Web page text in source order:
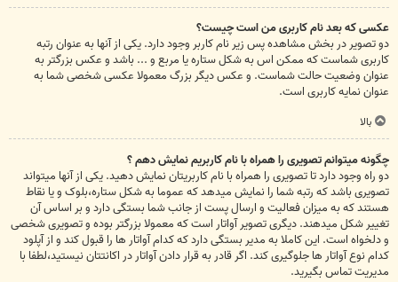
عکسی که بعد نام کاربری من است چیست؟
دو تصویر در بخش مشاهده پس زیر نام کاربر وجود دارد. یکی از آنها به عنوان رتبه
کاربری شماست که ممکن اس به شکل ستاره یا مربع و ... باشد و عکس بزرگتر به
عنوان وضعیت حالت شماست. و عکس دیگر بزرگ معمولا عکسی شخصی شما به
عنوان نمایه کاربری است.
بالا
چگونه میتوانم تصویری را همراه با نام کاربریم نمایش دهم ؟
دو راه وجود دارد تا تصویری را همراه با نام کاربریتان نمایش دهید. یکی از آنها میتواند
تصویری باشد که رتبه شما را نمایش میدهد که عموما به شکل ستاره،بلوک و یا نقاط
هستند که به میزان فعالیت و ارسال پست از جانب شما بستگی دارد و بر اساس آن
تغییر شکل میدهند. دیگری تصویر آواتار است که معمولا بزرگتر بوده و تصویری شخصی
و دلخواه است. این کاملا به مدیر بستگی دارد که کدام آواتار ها را قبول کند و از آپلود
کدام نوع آواتار ها جلوگیری کند. اگر قادر به قرار دادن آواتار در اکانتتان نیستید،لطفا با
مدیریت تماس بگیرید.